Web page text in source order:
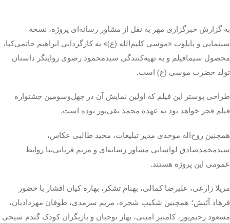
به گزارش خبرگزاری مهر به نقل از مشاور رسانه‌ای پروژه، نسخه
سینمایی و پایلوت «موسی کلیم‌الله (ع)» به کارگردانی ابراهیم حاتمی‌کیا،
محصول سیمافیلم و به تهیه‌کنندگی سیدمحمود رضوی روایتگر داستان
تولد حضرت موسی (ع) است.
طراحی پوستر این فیلم که اولین نمایش آن در چهل‌وسومین جشنواره
فیلم فجر خواهد بود به عهده محمد تقی‌پور بوده است.
همچنین روح‌اله موحدی مدیر تبلیغات، مجید طالبی عکاس،
سیدمحمدصادق لواسانی مشاور رسانه‌ای و مریم قربانی‌نیا روابط
عمومی این پروژه هستند.
مریلا زارعی، علیرضا کمالی، بهنام تشکر، بهاره کیان افشار با حضور
فرهاد آئیش؛ همچنین شکیب شجره، مریم سرمدی، طوفان مهردادیان،
مسعود رحیم‌پور، کامبیز امینی، بهار نوحیان و بازیگران کودک گندم شیخی